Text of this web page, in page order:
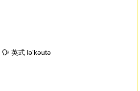
英式 lə'kəutə